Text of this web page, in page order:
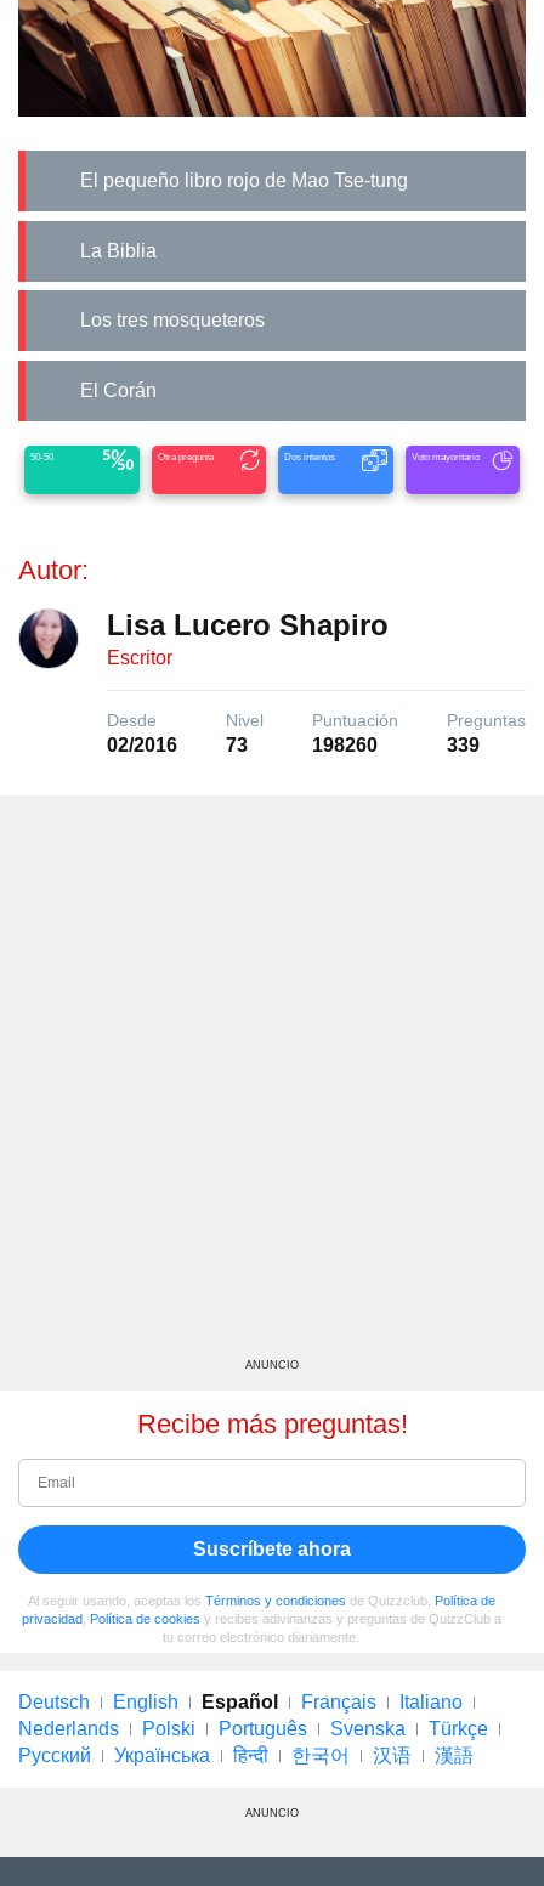
El pequeño libro rojo de Mao Tse-tung
La Biblia
Los tres mosqueteros
El Corán
50-50 Otra pregunta Dos intentos Voto mayoritario
Autor:
Lisa Lucero Shapiro
Escritor
Desde
02/2016
Nivel
73
Puntuación
198260
Preguntas
339
ANUNCIO
Recibe más preguntas!
Suscríbete ahora
Al seguir usando, aceptas los Términos y condiciones de Quizzclub, Política de
privacidad, Política de cookies y recibes adivinanzas y preguntas de QuizzClub a
tu correo electrónico diariamente.
Deutsch English Español Français
Italiano
Nederlands
Polski Português Svenska
Türkçe
Русский
Українська हिन्दी 한국어 汉语 漢語
ANUNCIO